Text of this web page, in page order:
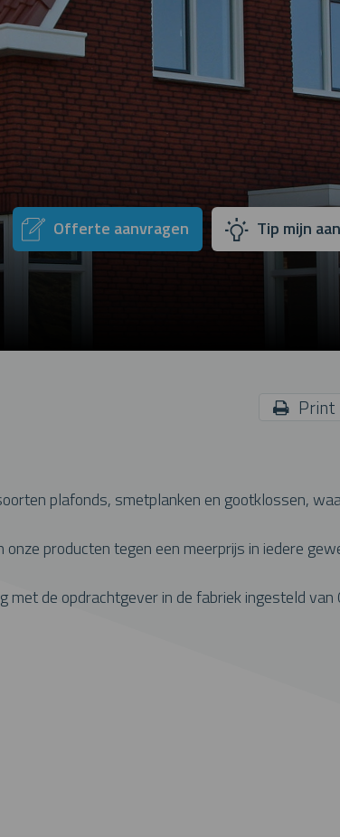
Offerte aanvragen Tip mijn
Print
plafonds, smetplanken en gootklossen,
producten tegen een meerprijs in iedere
de opdrachtgever in de fabriek ingesteld van